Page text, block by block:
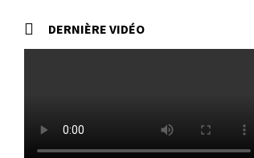
DERNIÈRE VIDÉO